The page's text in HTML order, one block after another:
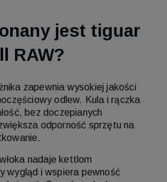
jest tiguar
RAW?
zapewnia wysokiej jakości
odlew. Kula i rączka
bez doczepianych
odporność sprzętu na
nadaje kettlom
wygląd i wspiera pewność